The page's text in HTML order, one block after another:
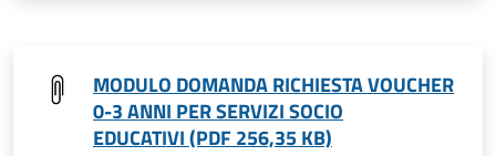
MODULO DOMANDA RICHIESTA VOUCHER
0-3 ANNI PER SERVIZI SOCIO
EDUCATIVI (PDF 256,35 KB)